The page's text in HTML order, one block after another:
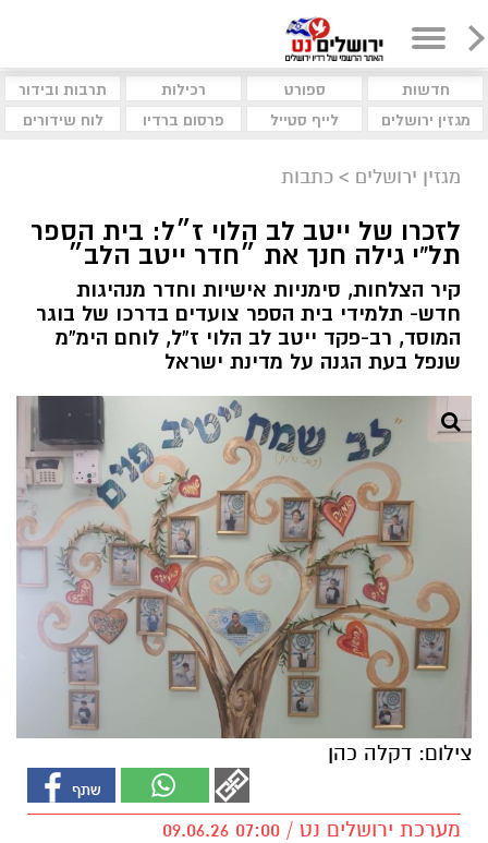
חדשות ספורט רכילות
תרבות ובידור
מגזין ירושלים
לייף סטייל פרסום ברדיו לוח שידורים
מגזין ירושלים > כתבות
לזכרו של ייטב לב הלוי ז״ל: בית הספר
תל”י גילה חנך את ״חדר ייטב הלב״
קיר הצלחות, סימניות אישיות וחדר מנהיגות
חדש- תלמידי בית הספר צועדים בדרכו של בוגר
המוסד, רב-פקד ייטב לב הלוי ז”ל, לוחם הימ”מ
שנפל בעת הגנה על מדינת ישראל
צילום: דקלה כהן
מערכת ירושלים נט / 07:00 09.06.26